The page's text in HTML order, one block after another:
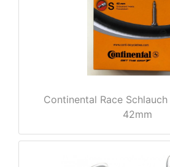
Continental Race
42mm